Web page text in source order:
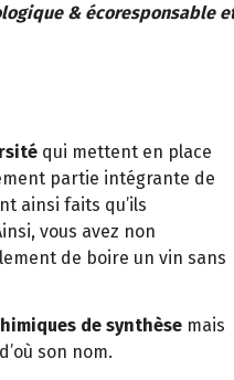
& écoresponsable
qui mettent en place
partie intégrante de
ainsi faits qu’ils
vous avez non
de boire un vin sans
de synthèse mais
son nom.